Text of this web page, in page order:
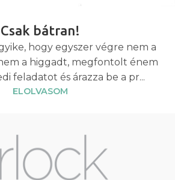
Csak bátran!
hogy egyszer végre nem a
a higgadt, megfontolt énem
feladatot és árazza be a pr...
ELOLVASOM